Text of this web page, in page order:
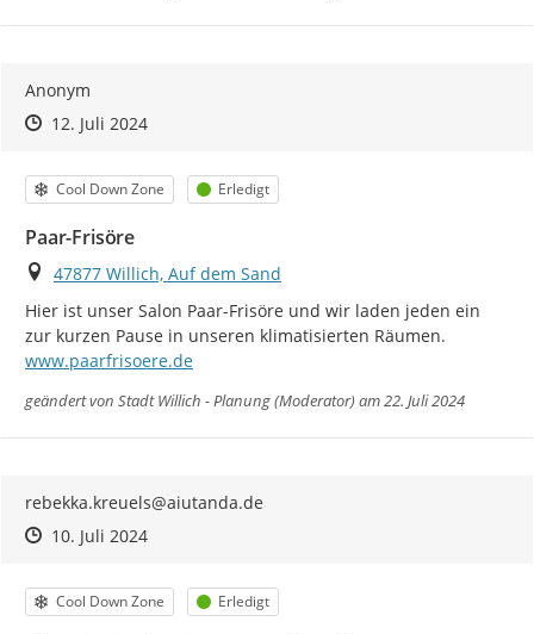
Anonym
Zeitpunkt des Erstellens
Zeitpunkt des Erstellens
12. Juli 2024Zur Äußerung
Kategorie
Cool Down Zone Status
Erledigt
Paar-Frisöre
Ort
47877 Willich, Auf dem Sand
Hier ist unser Salon Paar-Frisöre und wir laden jeden ein
zur kurzen Pause in unseren klimatisierten Räumen.
www.paarfrisoere.de
geändert von Stadt Willich - Planung (Moderator)am 22. Juli 2024
rebekka.kreuels@aiutanda.de
Zeitpunkt des Erstellens
Zeitpunkt des Erstellens
10. Juli 2024Zur Äußerung
Kategorie
Cool Down Zone Status
Erledigt